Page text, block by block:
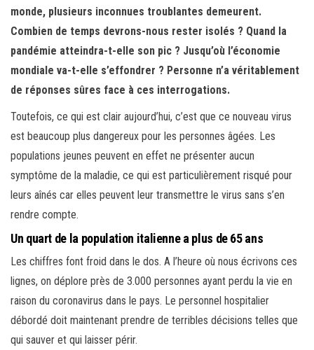
monde, plusieurs inconnues troublantes demeurent.
Combien de temps devrons-nous rester isolés ? Quand la
pandémie atteindra-t-elle son pic ? Jusqu’où l’économie
mondiale va-t-elle s’effondrer ? Personne n’a véritablement
de réponses sûres face à ces interrogations.
Toutefois, ce qui est clair aujourd’hui, c’est que ce nouveau virus
est beaucoup plus dangereux pour les personnes âgées. Les
populations jeunes peuvent en effet ne présenter aucun
symptôme de la maladie, ce qui est particulièrement risqué pour
leurs aînés car elles peuvent leur transmettre le virus sans s’en
rendre compte.
Un quart de la population italienne a plus de 65 ans
Les chiffres font froid dans le dos. A l’heure où nous écrivons ces
lignes, on déplore près de 3.000 personnes ayant perdu la vie en
raison du coronavirus dans le pays. Le personnel hospitalier
débordé doit maintenant prendre de terribles décisions telles que
qui sauver et qui laisser périr.